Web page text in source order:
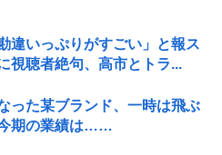
違いっぷりがすごい」と報ス
視聴者絶句、高市とトラ...
った某ブランド、一時は飛ぶ
期の業績は……